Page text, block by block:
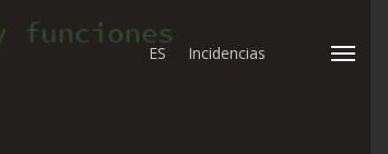
ES Incidencias Menu